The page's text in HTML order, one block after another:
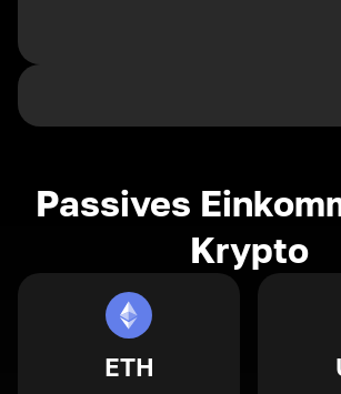
Passives
Krypto
ETH